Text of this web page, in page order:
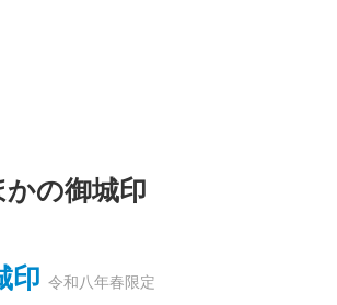
の御城印
印 令和八年春限定